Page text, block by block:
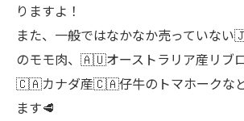
りますよ！
また、一般ではなかなか売っていな
のモモ肉、🇦🇺オーストラリア産リブロ
🇨🇦カナダ産🇨🇦仔牛のトマホークな
ます🥩